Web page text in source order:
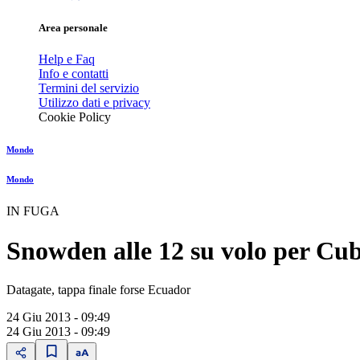
Area personale
Help e Faq
Info e contatti
Termini del servizio
Utilizzo dati e privacy
Cookie Policy
Mondo
Mondo
IN FUGA
Snowden alle 12 su volo per
Datagate, tappa finale forse Ecuador
24 Giu 2013 - 09:49
24 Giu 2013 - 09:49